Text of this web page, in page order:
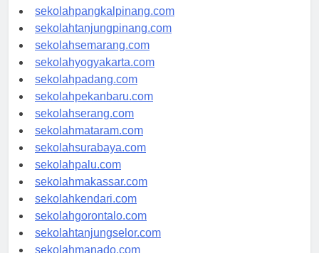
sekolahbengkulu.com
sekolahpangkalpinang.com
sekolahtanjungpinang.com
sekolahsemarang.com
sekolahyogyakarta.com
sekolahpadang.com
sekolahpekanbaru.com
sekolahserang.com
sekolahmataram.com
sekolahsurabaya.com
sekolahpalu.com
sekolahmakassar.com
sekolahkendari.com
sekolahgorontalo.com
sekolahtanjungselor.com